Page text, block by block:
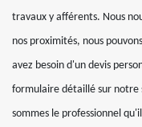
travaux y afférents. Nous
nos proximités, nous
avez besoin d'un devis
formulaire détaillé sur notre
sommes le professionnel